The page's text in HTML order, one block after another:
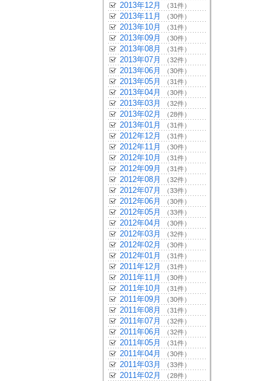
2013年12月 （31件）
2013年11月 （30件）
2013年10月 （31件）
2013年09月 （30件）
2013年08月 （31件）
2013年07月 （32件）
2013年06月 （30件）
2013年05月 （31件）
2013年04月 （30件）
2013年03月 （32件）
2013年02月 （28件）
2013年01月 （31件）
2012年12月 （31件）
2012年11月 （30件）
2012年10月 （31件）
2012年09月 （31件）
2012年08月 （32件）
2012年07月 （33件）
2012年06月 （30件）
2012年05月 （33件）
2012年04月 （30件）
2012年03月 （32件）
2012年02月 （30件）
2012年01月 （31件）
2011年12月 （31件）
2011年11月 （30件）
2011年10月 （31件）
2011年09月 （30件）
2011年08月 （31件）
2011年07月 （32件）
2011年06月 （32件）
2011年05月 （31件）
2011年04月 （30件）
2011年03月 （33件）
2011年02月 （28件）